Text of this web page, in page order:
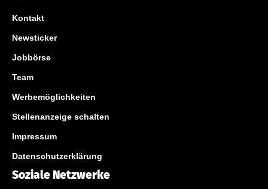
Kontakt
Newsticker
Jobbörse
Team
Werbemöglichkeiten
Stellenanzeige schalten
Impressum
Datenschutzerklärung
Soziale Netzwerke